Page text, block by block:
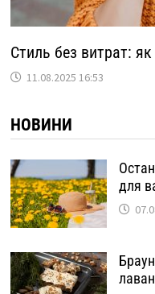
Стиль без витрат:
11.08.2025 16:53
НОВИНИ
для